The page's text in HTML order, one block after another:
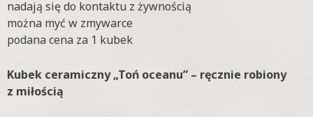
nadają się do kontaktu z żywnością
można myć w zmywarce
podana cena za 1 kubek
Kubek ceramiczny „Toń oceanu” – ręcznie robiony
z miłością